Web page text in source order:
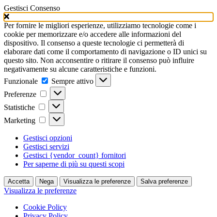
Gestisci Consenso
Per fornire le migliori esperienze, utilizziamo tecnologie come i
cookie per memorizzare e/o accedere alle informazioni del
dispositivo. Il consenso a queste tecnologie ci permetterà di
elaborare dati come il comportamento di navigazione o ID unici su
questo sito. Non acconsentire o ritirare il consenso può influire
negativamente su alcune caratteristiche e funzioni.
Funzionale
Funzionale
Sempre attivo
Preferenze
Preferenze
Statistiche Statistiche
Marketing Marketing
Gestisci opzioni
Gestisci servizi
Gestisci {vendor_count} fornitori
Per saperne di più su questi scopi
Accetta Nega Visualizza le preferenze Salva preferenze
Visualizza le preferenze
Cookie Policy